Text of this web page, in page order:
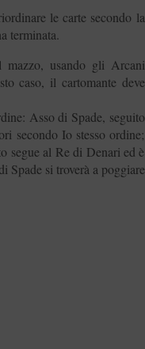
le carte secondo la
terminata.
mazzo, usando gli Arcani
caso, il cartomante deve
Asso di Spade, seguito
secondo Io stesso ordine;
segue al Re di Denari ed è
Spade si troverà a poggiare